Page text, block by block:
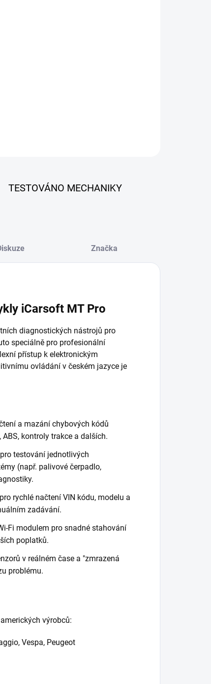
včetně BMW, Harley, Honda či Yamaha. Nabízí
diagnostiku všech jednotek (ECU), čtení a mazání
TESTOVÁNO MECHANIKY
Značka
iCarsoft MT Pro
diagnostických nástrojů pro
speciálně pro profesionální
přístup k elektronickým
ovládání v českém jazyce je
a mazání chybových kódů
kontroly trakce a dalších.
testování jednotlivých
(např. palivové čerpadlo,
rychlé načtení VIN kódu, modelu a
zadávání.
Fi modulem pro snadné stahování
poplatků.
v reálném čase a "zmrazená
problému.
výrobců:
Vespa, Peugeot